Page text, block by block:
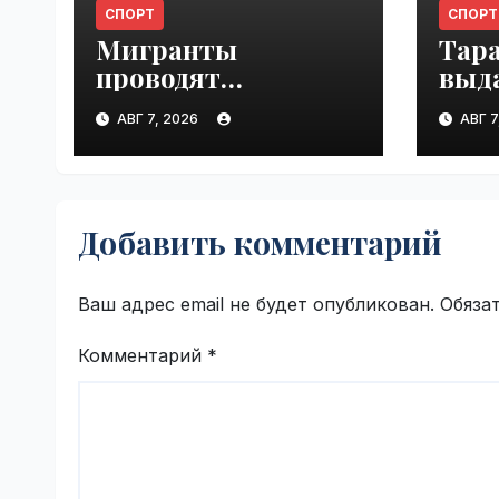
СПОРТ
Мигранты
проводят
футбольные
турниры на пляже
в Сеуте | VseTime.ru
АВГ 7, 2026
СПОРТ
АВГ
Добавить комментарий
Ваш адрес email не будет опубликован.
Комментарий *